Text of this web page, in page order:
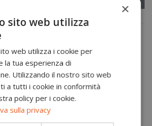
riservate alle aziende
×
sito web utilizza
web utilizza i cookie per
la tua esperienza di
Utilizzando il nostro sito web
a tutti i cookie in conformità
policy per i cookie.
sulla privacy